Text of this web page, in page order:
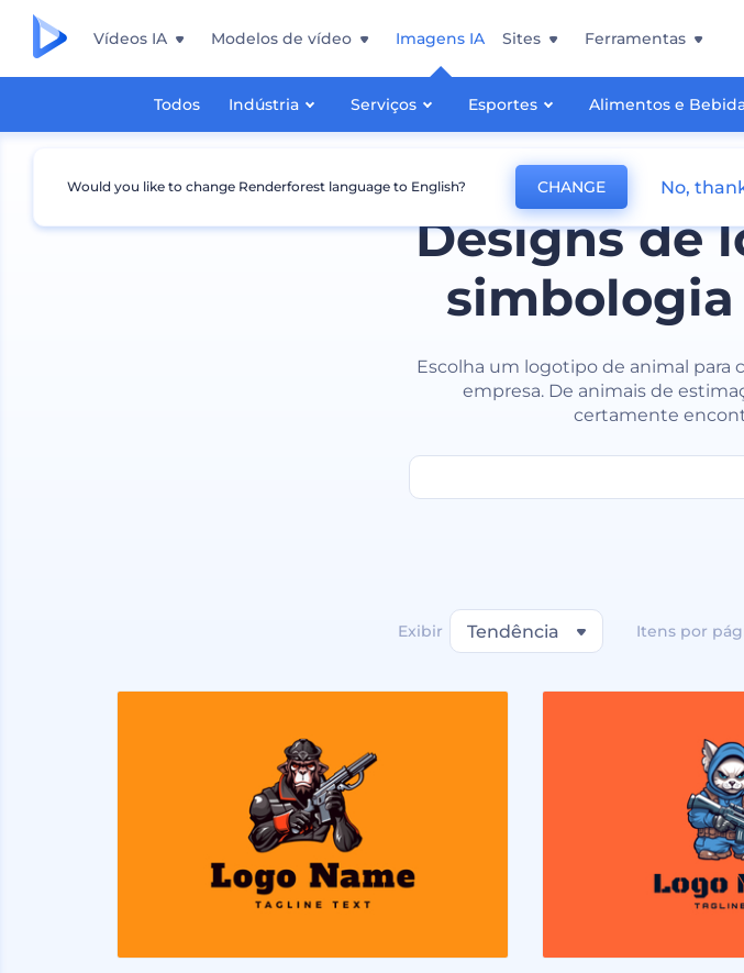
Vídeos IA Modelos de vídeo Imagens IA
Todos Indústria Serviços Esportes Alimentos e
Sites Ferramentas
Designs de
Escolha um logotipo de animal para
empresa. De animais de
certamente
Exibir Tendência Itens por
Would you like to change Renderforest language to English? CHANGE No,